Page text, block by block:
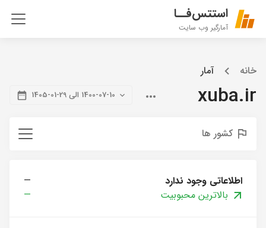
استتس‌فــا
آمارگیر وب سایت
خانه آمار
xuba.ir 1400-07-10 الی 29-01-1405
کشور ها
اطلاعاتی وجود ندارد
—
بالاترین محبوبیت
—